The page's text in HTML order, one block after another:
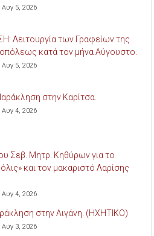
5, 2026
Λειτουργία των Γραφείων της
κατά τον μήνα Αύγουστο.
5, 2026
στην Καρίτσα.
4, 2026
Σεβ. Μητρ. Κηθύρων για το
και τον μακαριστό Λαρίσης
4, 2026
στην Αιγάνη. (ΗΧΗΤΙΚΟ)
3, 2026